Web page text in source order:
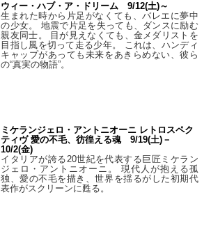
ウィー・ハブ・ア・ドリーム 9/12(土)～
生まれた時から片足がなくても、バレエに夢中
の少女。 地震で片足を失っても、ダンスに励む
親友同士。 目が見えなくても、金メダリストを
目指し風を切って走る少年。 これは、ハンディ
キャップがあっても未来をあきらめない、彼ら
の“真実の物語”。
ミケランジェロ・アントニオーニ レトロスペク
ティヴ 愛の不毛、彷徨える魂 9/19(土)－
10/2(金)
イタリアが誇る20世紀を代表する巨匠ミケラン
ジェロ・アントニオーニ。 現代人が抱える孤
独、愛の不毛を描き、世界を揺るがした初期代
表作がスクリーンに甦る。